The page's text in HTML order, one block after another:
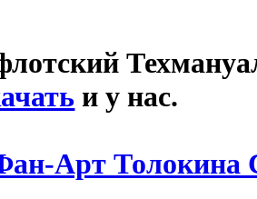
и у нас.
Арт Толокина